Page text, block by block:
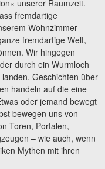
unserer Raumzeit.
fremdartige
Wohnzimmer
fremdartige Welt,
Wir hingegen
durch ein Wurmloch
Geschichten über
handeln auf die eine
oder jemand bewegt
bewegen uns von
Toren, Portalen,
– wie auch, wenn
Mythen mit ihren